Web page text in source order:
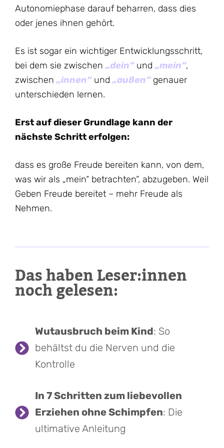
Autonomiephase darauf beharren, dass dies
oder jenes ihnen gehört.
Es ist sogar ein wichtiger Entwicklungsschritt,
bei dem sie zwischen „dein“und „mein“,
zwischen „innen“und „außen“ genauer
unterschieden lernen.
Erst auf dieser Grundlage kann der
nächste Schritt erfolgen:
dass es große Freude bereiten kann, von dem,
was wir als „mein“ betrachten“, abzugeben. Weil
Geben Freude bereitet – mehr Freude als
Nehmen.
Das haben Leser:innen
noch gelesen:
Wutausbruch beim Kind: So
behältst du die Nerven und die
Kontrolle
In 7 Schritten zum liebevollen
Erziehen ohne Schimpfen: Die
ultimative Anleitung